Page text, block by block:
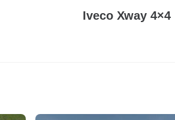
Iveco Xway 4×4